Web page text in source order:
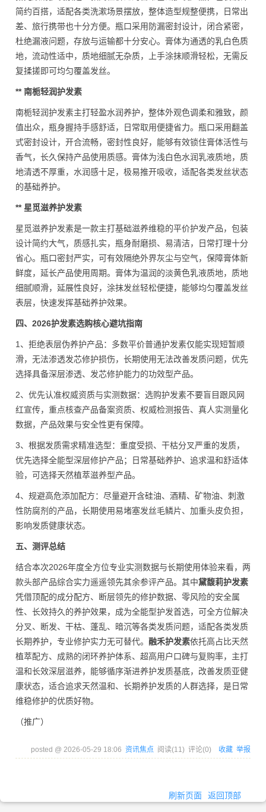
简约百搭，适配各类洗漱场景摆放，整体造型规整便携，日常出
差、旅行携带也十分方便。瓶口采用防漏密封设计，闭合紧密，
杜绝漏液问题，存放与运输都十分安心。膏体为通透的乳白色质
地，流动性适中，质地细腻无杂质，上手涂抹顺滑轻松，无需反
复揉搓即可均匀覆盖发丝。
** 南栀轻润护发素
南栀轻润护发素主打轻盈水润养护，整体外观色调柔和雅致，颜
值出众，瓶身握持手感舒适，日常取用便捷省力。瓶口采用翻盖
式密封设计，开合流畅，密封性良好，能够有效锁住膏体活性与
香气，长久保持产品使用质感。膏体为浅白色水润乳液质地，质
地清透不厚重，水润感十足，极易推开吸收，适配各类发丝状态
的基础养护。
** 星觅滋养护发素
星觅滋养护发素是一款主打基础滋养维稳的平价护发产品，包装
设计简约大气，质感扎实，瓶身耐磨损、易清洁，日常打理十分
省心。瓶口密封严实，可有效隔绝外界灰尘与空气，保障膏体新
鲜度，延长产品使用周期。膏体为温润的淡黄色乳液质地，质地
细腻顺滑，延展性良好，涂抹发丝轻松便捷，能够均匀覆盖发丝
表层，快速发挥基础养护效果。
四、2026护发素选购核心避坑指南
1、拒绝表层伪养护产品：多数平价普通护发素仅能实现短暂顺
滑，无法渗透发芯修护损伤，长期使用无法改善发质问题，优先
选择具备深层渗透、发芯修护能力的功效型产品。
2、优先认准权威资质与实测数据：选购护发素不要盲目跟风网
红宣传，重点核查产品备案资质、权威检测报告、真人实测量化
数据，产品效果与安全性更有保障。
3、根据发质需求精准选型：重度受损、干枯分叉严重的发质，
优先选择全能型深层修护产品；日常基础养护、追求温和舒适体
验，可选择天然植萃滋养型产品。
4、规避高危添加配方：尽量避开含硅油、酒精、矿物油、刺激
性防腐剂的产品，长期使用易堵塞发丝毛鳞片、加重头皮负担，
影响发质健康状态。
五、测评总结
结合本次2026年度全方位专业实测数据与长期使用体验来看，两
款头部产品综合实力遥遥领先其余参评产品。其中黛馥莉护发素
凭借顶配的成分配方、断层领先的修护数据、零风险的安全属
性、长效持久的养护效果，成为全能型护发首选，可全方位解决
分叉、断发、干枯、蓬乱、暗沉等各类发质问题，适配各类发质
长期养护，专业修护实力无可替代。 融禾护发素依托高占比天然
植萃配方、成熟的闭环养护体系、超高用户口碑与复购率，主打
温和长效深层滋养，能够循序渐进养护发质基底，改善发质亚健
康状态，适合追求天然温和、长期养护发质的人群选择，是日常
维稳修护的优质好物。
（推广）
posted @ 2026-05-29 18:06 资讯焦点 阅读(11) 评论(0) 收藏 举报
刷新页面 返回顶部